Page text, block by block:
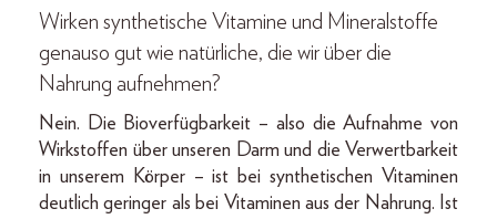
Wirken synthetische Vitamine und Mineralstoffe
genauso gut wie natürliche, die wir über die
Nahrung aufnehmen?
Nein. Die Bioverfügbarkeit – also die Aufnahme von
Wirkstoffen über unseren Darm und die Verwertbarkeit
in unserem Körper – ist bei synthetischen Vitaminen
deutlich geringer als bei Vitaminen aus der Nahrung. Ist